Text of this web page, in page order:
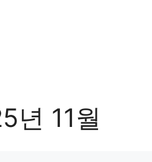
년 11월